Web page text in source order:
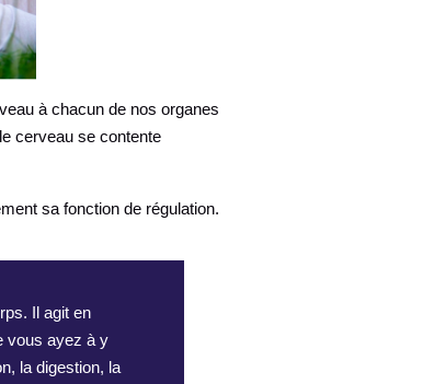
à chacun de nos organes
cerveau se contente
sa fonction de régulation.
Il agit en
vous ayez à y
la digestion, la